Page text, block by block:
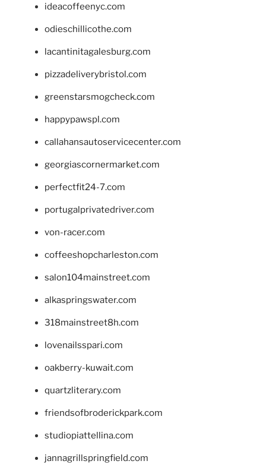
ideacoffeenyc.com
odieschillicothe.com
lacantinitagalesburg.com
pizzadeliverybristol.com
greenstarsmogcheck.com
happypawspl.com
callahansautoservicecenter.com
georgiascornermarket.com
perfectfit24-7.com
portugalprivatedriver.com
von-racer.com
coffeeshopcharleston.com
salon104mainstreet.com
alkaspringswater.com
318mainstreet8h.com
lovenailsspari.com
oakberry-kuwait.com
quartzliterary.com
friendsofbroderickpark.com
studiopiattellina.com
jannagrillspringfield.com